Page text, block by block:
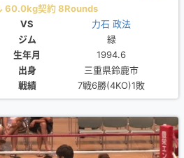
60.0kg契約 8Rounds
VS
力石 政法
ジム
緑
生年月
1994.6
出身
三重県鈴鹿市
戦績 7戦6勝(4KO)1敗